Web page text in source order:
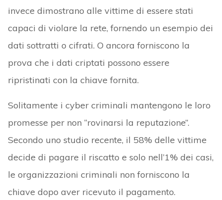
invece dimostrano alle vittime di essere stati
capaci di violare la rete, fornendo un esempio dei
dati sottratti o cifrati. O ancora forniscono la
prova che i dati criptati possono essere
ripristinati con la chiave fornita.
Solitamente i cyber criminali mantengono le loro
promesse per non “rovinarsi la reputazione”.
Secondo uno studio recente, il 58% delle vittime
decide di pagare il riscatto e solo nell’1% dei casi,
le organizzazioni criminali non forniscono la
chiave dopo aver ricevuto il pagamento.